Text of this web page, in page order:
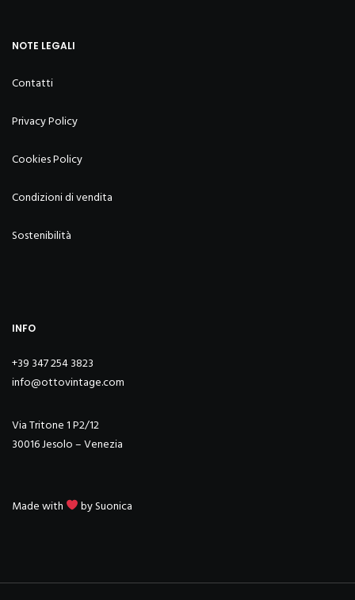
NOTE LEGALI
Contatti
Privacy Policy
Cookies Policy
Condizioni di vendita
Sostenibilità
INFO
+39 347 254 3823
info@ottovintage.com
Via Tritone 1 P2/12
30016 Jesolo – Venezia
Made with bySuonica